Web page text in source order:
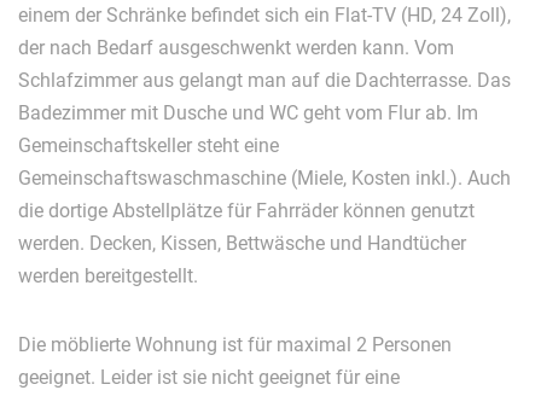
einem der Schränke befindet sich ein Flat-TV (HD, 24 Zoll),
der nach Bedarf ausgeschwenkt werden kann. Vom
Schlafzimmer aus gelangt man auf die Dachterrasse. Das
Badezimmer mit Dusche und WC geht vom Flur ab. Im
Gemeinschaftskeller steht eine
Gemeinschaftswaschmaschine (Miele, Kosten inkl.). Auch
die dortige Abstellplätze für Fahrräder können genutzt
werden. Decken, Kissen, Bettwäsche und Handtücher
werden bereitgestellt.
Die möblierte Wohnung ist für maximal 2 Personen
geeignet. Leider ist sie nicht geeignet für eine